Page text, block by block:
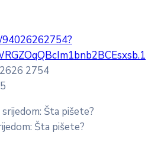
2754
Šta pišete?